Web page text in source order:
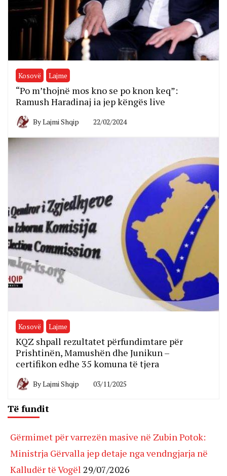
Kosovë Lajme
“Po m’thojnë mos kno se po knon keq”:
Ramush Haradinaj ia jep këngës live
ByLajmi Shqip 22/02/2024
Kosovë Lajme
KQZ shpall rezultatet përfundimtare për
Prishtinën, Mamushën dhe Junikun –
certifikon edhe 35 komuna të tjera
ByLajmi Shqip 03/11/2025
Të fundit
Gërmimet për varrezën masive në Zubin Potok:
Ministrja Gërvalla jep detaje nga vendngjarja në
Kalludër të Vogël 29/07/2026